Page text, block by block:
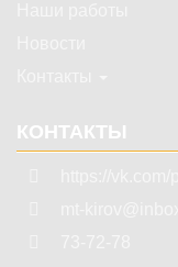
КОНТАКТЫ